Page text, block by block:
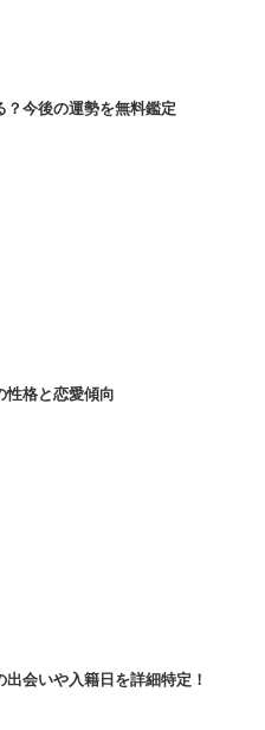
今後の運勢を無料鑑定
性格と恋愛傾向
会いや入籍日を詳細特定！